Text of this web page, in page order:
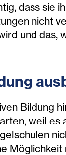
dass sie
nicht
und
Bildung
weil